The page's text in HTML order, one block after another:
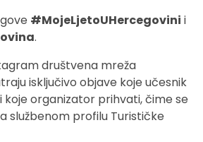
#MojeLjetoUHercegovini i
.
društvena mreža
isključivo objave koje učesnik
koje organizator prihvati, čime se
službenom profilu Turističke